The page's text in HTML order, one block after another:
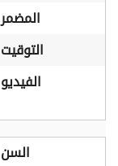
المضمر
التوقيت
الفيديو
السن